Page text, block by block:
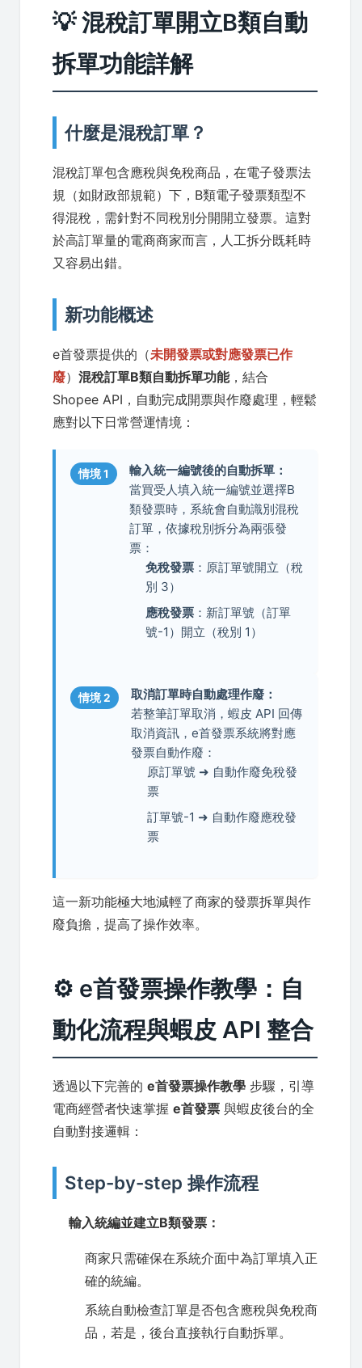
💡 混稅訂單開立B類自動
拆單功能詳解
什麼是混稅訂單？
混稅訂單包含應稅與免稅商品，在電子發票法
規（如財政部規範）下，B類電子發票類型不
得混稅，需針對不同稅別分開開立發票。這對
於高訂單量的電商商家而言，人工拆分既耗時
又容易出錯。
新功能概述
e首發票提供的（未開發票或對應發票已作
廢） 混稅訂單B類自動拆單功能，結合
Shopee API，自動完成開票與作廢處理，輕鬆
應對以下日常營運情境：
情境 1
輸入統一編號後的自動拆單：
當買受人填入統一編號並選擇B
類發票時，系統會自動識別混稅
訂單，依據稅別拆分為兩張發
票：
免稅發票 ：原訂單號開立（稅
別 3）
應稅發票 ：新訂單號（訂單
號-1）開立（稅別 1）
情境 2
取消訂單時自動處理作廢：
若整筆訂單取消，蝦皮 API 回傳
取消資訊，e首發票系統將對應
發票自動作廢：
原訂單號 ➜ 自動作廢免稅發
票
訂單號-1 ➜ 自動作廢應稅發
票
這一新功能極大地減輕了商家的發票拆單與作
廢負擔，提高了操作效率。
⚙️ e首發票操作教學：自
動化流程與蝦皮 API 整合
透過以下完善的 e首發票操作教學 步驟，引導
電商經營者快速掌握 e首發票 與蝦皮後台的全
自動對接邏輯：
Step-by-step 操作流程
輸入統編並建立B類發票：
商家只需確保在系統介面中為訂單填入正
確的統編。
系統自動檢查訂單是否包含應稅與免稅商
品，若是，後台直接執行自動拆單。